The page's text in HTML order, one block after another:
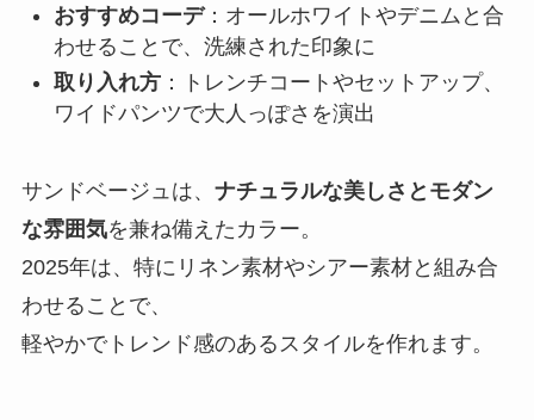
おすすめコーデ：オールホワイトやデニムと合
わせることで、洗練された印象に
取り入れ方：トレンチコートやセットアップ、
ワイドパンツで大人っぽさを演出
サンドベージュは、 ナチュラルな美しさとモダン
な雰囲気を兼ね備えたカラー。
2025年は、特にリネン素材やシアー素材と組み合
わせることで、
軽やかでトレンド感のあるスタイルを作れます。